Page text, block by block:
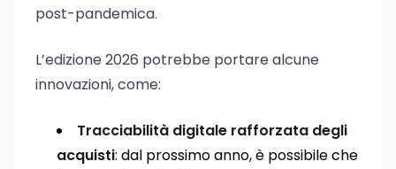
post-pandemica.
L’edizione 2026 potrebbe portare alcune
innovazioni, come:
Tracciabilità digitale rafforzata degli
acquisti: dal prossimo anno, è possibile che